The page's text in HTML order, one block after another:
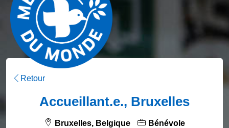
Retour
Accueillant.e., Bruxelles
Bruxelles, Belgique
Bénévole